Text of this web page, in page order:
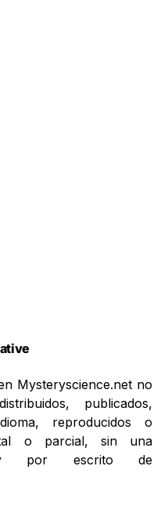
Mysteryscience.net no
publicados,
reproducidos o
o parcial, sin una
y por escrito de